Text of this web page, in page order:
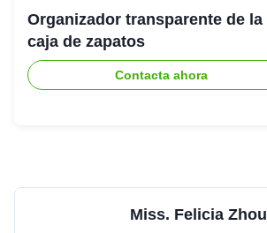
Organizador transparente de la
caja de zapatos
Contacta ahora
Miss. Felicia Zhou